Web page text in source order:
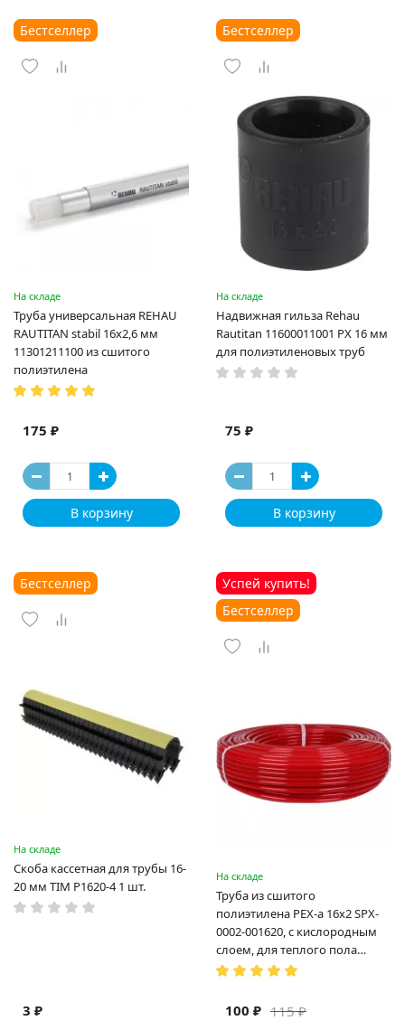
Бестселлер
На складе
Труба универсальная REHAU
RAUTITAN stabil 16х2,6 мм
11301211100 из сшитого
полиэтилена
175 ₽
В корзину
Бестселлер
На складе
Надвижная гильза Rehau
Rautitan 11600011001 PX 16 мм
для полиэтиленовых труб
75 ₽
В корзину
Бестселлер
На складе
Скоба кассетная для трубы 16-
20 мм TIM P1620-4 1 шт.
3 ₽
Успей купить!
Бестселлер
На складе
Труба из сшитого
полиэтилена PEX-a 16х2 SPX-
0002-001620, с кислородным
слоем, для теплого пола
(Испания)
115 ₽
100 ₽